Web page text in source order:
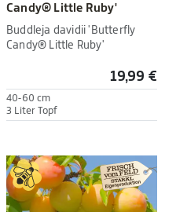
Candy® Little Ruby'
Buddleja davidii 'Butterfly
Candy® Little Ruby'
19,99 €
40-60 cm
3 Liter Topf